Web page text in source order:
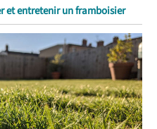
et entretenir un framboisier